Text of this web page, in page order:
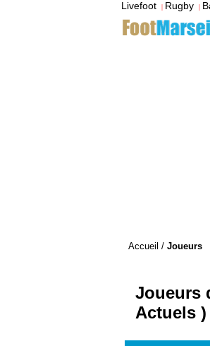
Livefoot | Rugby |
Accueil / Joueurs
Joueurs
Actuels )